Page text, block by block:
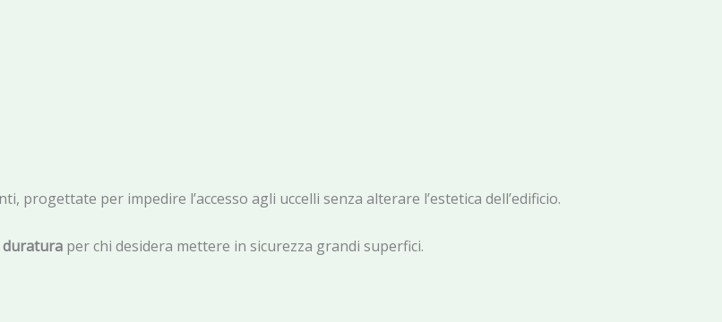
per impedire l’accesso agli uccelli senza alterare l’estetica dell’edificio.
duratura per chi desidera mettere in sicurezza grandi superfici.